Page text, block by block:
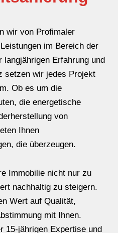
wir von Profimaler
im Bereich der
langjährigen Erfahrung und
setzen wir jedes Projekt
Ob es um die
die energetische
von
Ihnen
die überzeugen.
Immobilie nicht nur zu
nachhaltig zu steigern.
Wert auf Qualität,
mit Ihnen.
15-jährigen Expertise und